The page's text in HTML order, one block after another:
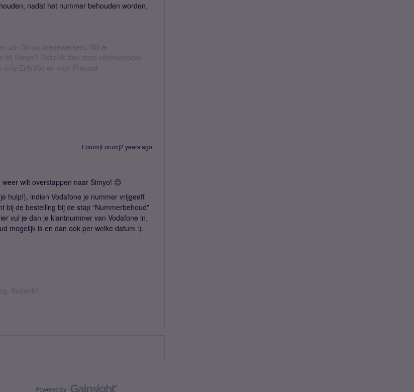
nadat het nummer behouden worden,
zijn Simyo medewerkers. Wil je
bij Simyo? Gebruik dan deze vriendendeal-
ZnNV6c en voor Prepaid:
Forum|Forum|2 years ago
wilt overstappen naar Simyo! 😊
hulp!), indien Vodafone je nummer vrijgeeft
de bestelling bij de stap “Nummerbehoud”
vul je dan je klantnummer van Vodafone in.
mogelijk is en dan ook per welke datum :).
Bedankt!